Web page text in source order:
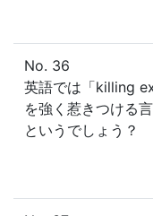
No. 36
英語では「killing
を強く惹きつける
というでしょう？